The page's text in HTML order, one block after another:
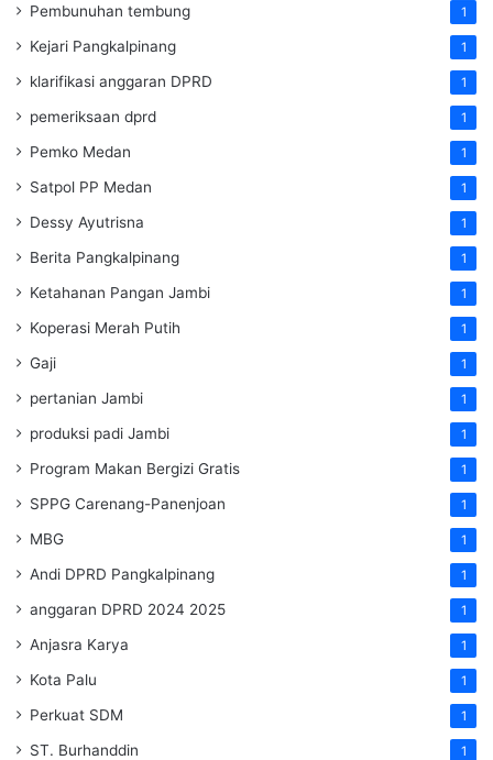
Pembunuhan tembung 1
Kejari Pangkalpinang 1
klarifikasi anggaran DPRD 1
pemeriksaan dprd 1
Pemko Medan 1
Satpol PP Medan 1
Dessy Ayutrisna 1
Berita Pangkalpinang 1
Ketahanan Pangan Jambi 1
Koperasi Merah Putih 1
Gaji 1
pertanian Jambi 1
produksi padi Jambi 1
Program Makan Bergizi Gratis 1
SPPG Carenang-Panenjoan 1
MBG 1
Andi DPRD Pangkalpinang 1
anggaran DPRD 2024 2025 1
Anjasra Karya 1
Kota Palu 1
Perkuat SDM 1
ST. Burhanddin 1